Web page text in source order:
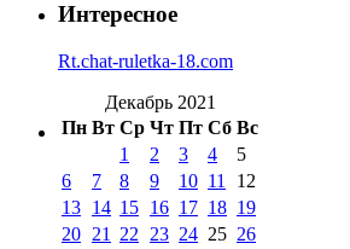
Интересное
Rt.chat-ruletka-18.com
Декабрь 2021
Пн Вт Ср Чт Пт Сб Вс
1 2 3 4
5
6
7 8 9 10 11
12
13 14 15 16 17 18 19
20 21 22 23 24 25 26